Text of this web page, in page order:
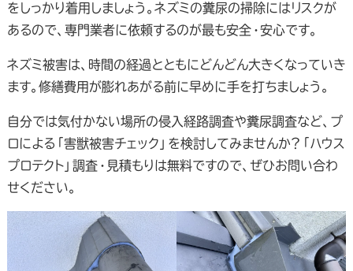
をしっかり着用しましょう。ネズミの糞尿の掃除にはリスクが
あるので、専門業者に依頼するのが最も安全・安心です。
ネズミ被害は、時間の経過とともにどんどん大きくなっていき
ます。修繕費用が膨れあがる前に早めに手を打ちましょう。
自分では気付かない場所の侵入経路調査や糞尿調査など、プ
ロによる「害獣被害チェック」を検討してみませんか？「ハウス
プロテクト」調査・見積もりは無料ですので、ぜひお問い合わ
せください。